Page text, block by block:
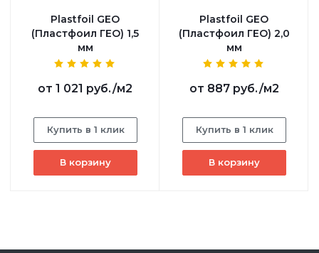
Plastfoil GEO
(Пластфоил ГЕО) 1,5
мм
от 1 021 руб./м2
Купить в 1 клик
В корзину
Plastfoil GEO
(Пластфоил ГЕО) 2,0
мм
от 887 руб./м2
Купить в 1 клик
В корзину